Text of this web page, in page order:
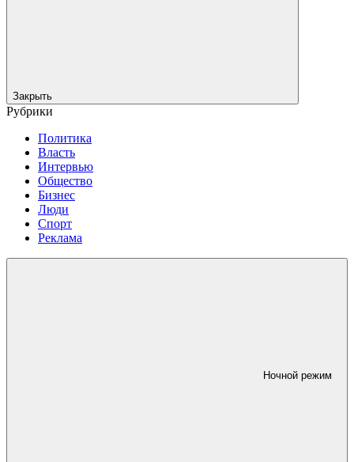
Закрыть
Рубрики
Политика
Власть
Интервью
Общество
Бизнес
Люди
Спорт
Реклама
Ночной режим